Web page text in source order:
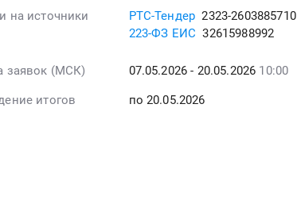
на источники РТС-Тендер 2323-2603885710
223-ФЗ ЕИС 32615988992
заявок (МСК) 07.05.2026 - 20.05.2026 10:00
итогов
по 20.05.2026